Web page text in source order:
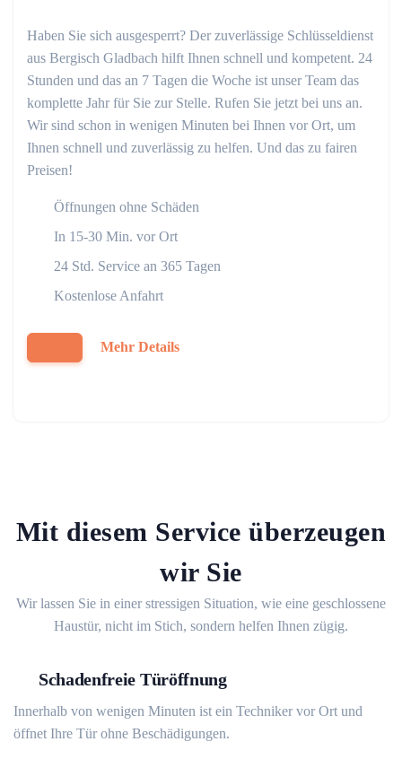
Haben Sie sich ausgesperrt? Der zuverlässige Schlüsseldienst
aus Bergisch Gladbach hilft Ihnen schnell und kompetent. 24
Stunden und das an 7 Tagen die Woche ist unser Team das
komplette Jahr für Sie zur Stelle. Rufen Sie jetzt bei uns an.
Wir sind schon in wenigen Minuten bei Ihnen vor Ort, um
Ihnen schnell und zuverlässig zu helfen. Und das zu fairen
Preisen!
Öffnungen ohne Schäden
In 15-30 Min. vor Ort
24 Std. Service an 365 Tagen
Kostenlose Anfahrt
Mehr Details
Mit diesem Service überzeugen
wir Sie
Wir lassen Sie in einer stressigen Situation, wie eine geschlossene
Haustür, nicht im Stich, sondern helfen Ihnen zügig.
Schadenfreie Türöffnung
Innerhalb von wenigen Minuten ist ein Techniker vor Ort und
öffnet Ihre Tür ohne Beschädigungen.